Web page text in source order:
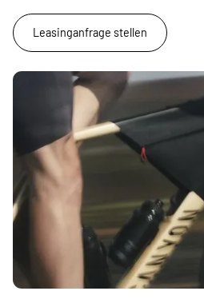
Leasinganfrage stellen